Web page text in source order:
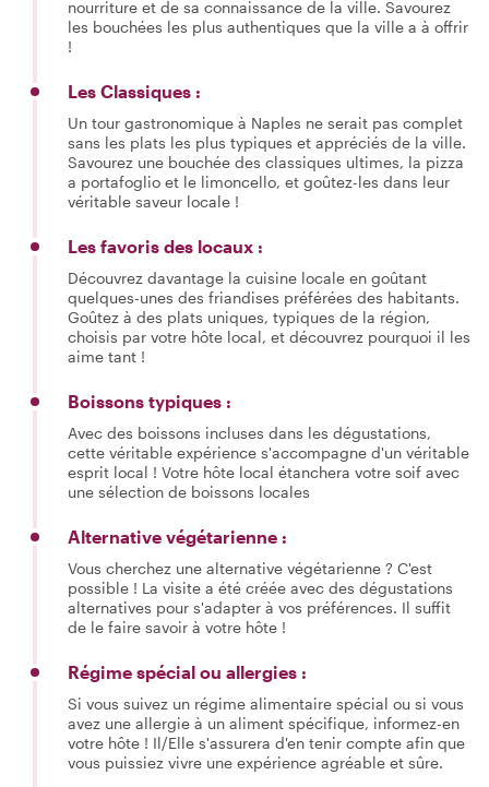
nourriture et de sa connaissance de la ville. Savourez
les bouchées les plus authentiques que la ville a à offrir
!
Les Classiques :
Un tour gastronomique à Naples ne serait pas complet
sans les plats les plus typiques et appréciés de la ville.
Savourez une bouchée des classiques ultimes, la pizza
a portafoglio et le limoncello, et goûtez-les dans leur
véritable saveur locale !
Les favoris des locaux :
Découvrez davantage la cuisine locale en goûtant
quelques-unes des friandises préférées des habitants.
Goûtez à des plats uniques, typiques de la région,
choisis par votre hôte local, et découvrez pourquoi il les
aime tant !
Boissons typiques :
Avec des boissons incluses dans les dégustations,
cette véritable expérience s'accompagne d'un véritable
esprit local ! Votre hôte local étanchera votre soif avec
une sélection de boissons locales
Alternative végétarienne :
Vous cherchez une alternative végétarienne ? C'est
possible ! La visite a été créée avec des dégustations
alternatives pour s'adapter à vos préférences. Il suffit
de le faire savoir à votre hôte !
Régime spécial ou allergies :
Si vous suivez un régime alimentaire spécial ou si vous
avez une allergie à un aliment spécifique, informez-en
votre hôte ! Il/Elle s'assurera d'en tenir compte afin que
vous puissiez vivre une expérience agréable et sûre.